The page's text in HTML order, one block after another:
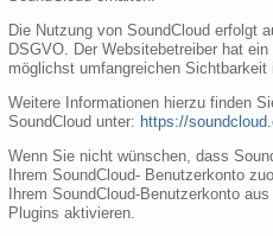
Die Nutzung von SoundCloud erfolgt
DSGVO. Der Websitebetreiber hat
möglichst umfangreichen Sichtbarkeit
Weitere Informationen hierzu finden
SoundCloud unter: https://
Wenn Sie nicht wünschen, dass
Ihrem SoundCloud- Benutzerkonto
Ihrem SoundCloud-Benutzerkonto
Plugins aktivieren.